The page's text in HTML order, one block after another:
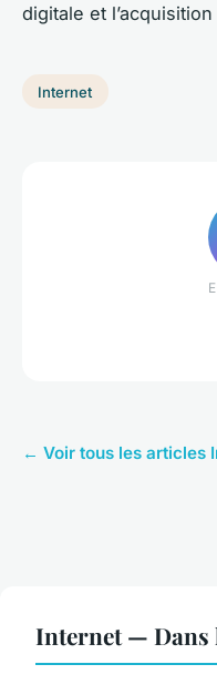
digitale et
Internet
← Voir tous les articles
Internet — Dans